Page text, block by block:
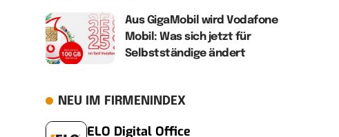
Aus GigaMobil wird Vodafone
Mobil: Was sich jetzt für
Selbstständige ändert
NEU IM FIRMENINDEX
ELO Digital Office